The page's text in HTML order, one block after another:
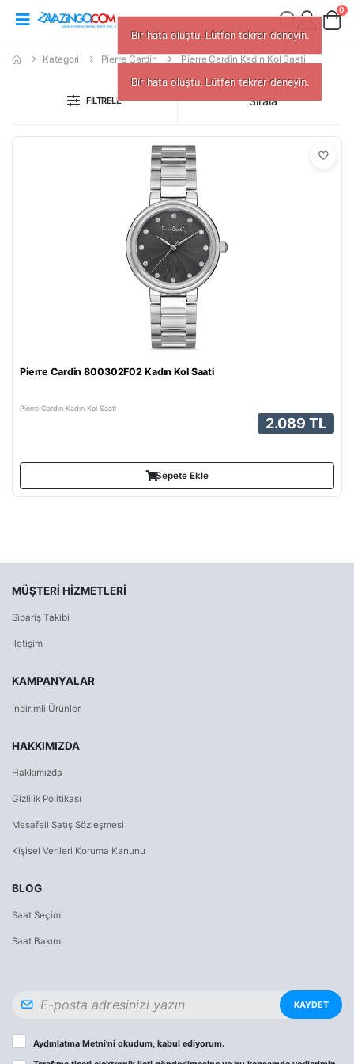
0
Kategori Pierre Cardin Pierre Cardin Kadın Kol Saati
FILTRELE Sırala
Pierre Cardin 800302F02 Kadın Kol Saati
Pierre Cardin Kadın Kol Saati
2.089 TL
Sepete Ekle
MÜŞTERI HIZMETLERI
Sipariş Takibi
İletişim
KAMPANYALAR
İndirimli Ürünler
HAKKIMIZDA
Hakkımızda
Gizlilik Politikası
Mesafeli Satış Sözleşmesi
Kişisel Verileri Koruma Kanunu
BLOG
Saat Seçimi
Saat Bakımı
KAYDET
Aydınlatma Metni’ni okudum, kabul ediyorum.
Bir hata oluştu. Lütfen tekrar deneyin.
Bir hata oluştu. Lütfen tekrar deneyin.